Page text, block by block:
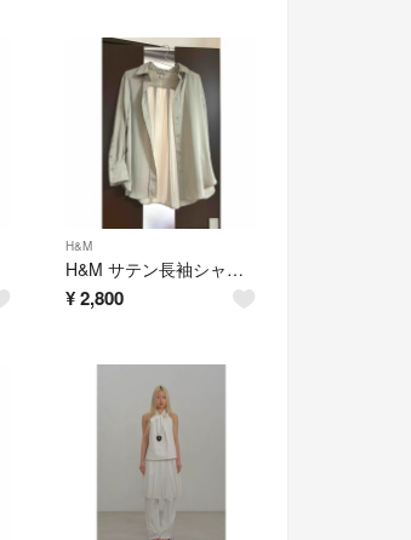
H&M
H&M サテン長袖シャツ サイズS
¥2,800